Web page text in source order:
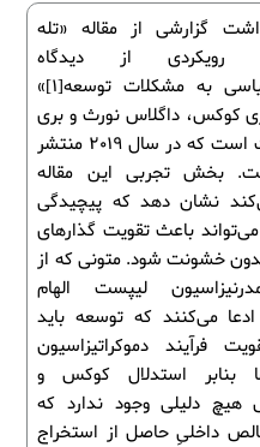
گزارشی از مقاله «تله
رویکردی از دیدگاه
اقتصادسیاسی به مشکلات توسعه[1]»
کوکس، داگلاس نورث و بری
واینگاست است که در سال ۲۰۱۹ منتشر
بخش تجربی این مقاله
نشان دهد که پیچیدگی
باعث تقویت گذارهای
خشونت شود. متونی که از
لیپست الهام
می‌کنند که توسعه باید
فرآیند دموکراتیزاسیون
بنابر استدلال کوکس و
هیچ دلیلی وجود ندارد که
داخلیِ حاصل از استخراج